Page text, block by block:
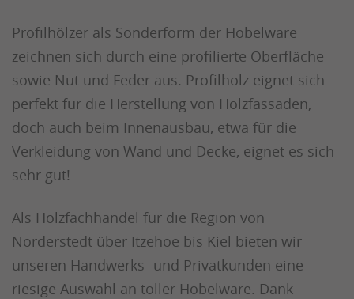
Profilhölzer als Sonderform der Hobelware
zeichnen sich durch eine profilierte Oberfläche
sowie Nut und Feder aus. Profilholz eignet sich
perfekt für die Herstellung von Holzfassaden,
doch auch beim Innenausbau, etwa für die
Verkleidung von Wand und Decke, eignet es sich
sehr gut!
Als Holzfachhandel für die Region von
Norderstedt über Itzehoe bis Kiel bieten wir
unseren Handwerks- und Privatkunden eine
riesige Auswahl an toller Hobelware. Dank